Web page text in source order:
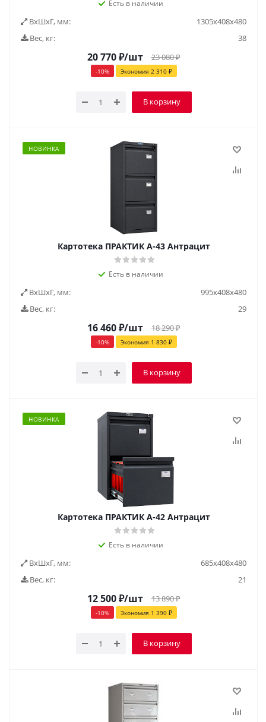
Есть в наличии
ВxШxГ, мм:
1305х408х480
Вес, кг:
38
20 770₽/шт 23 080₽
-10% Экономия 2 310₽
В корзину
НОВИНКА
Картотека ПРАКТИК А-43 Антрацит
Есть в наличии
ВxШxГ, мм:
995х408х480
Вес, кг:
29
16 460₽/шт 18 290₽
-10% Экономия 1 830₽
В корзину
НОВИНКА
Картотека ПРАКТИК А-42 Антрацит
Есть в наличии
ВxШxГ, мм:
685х408х480
Вес, кг:
21
12 500₽/шт 13 890₽
-10% Экономия 1 390₽
В корзину